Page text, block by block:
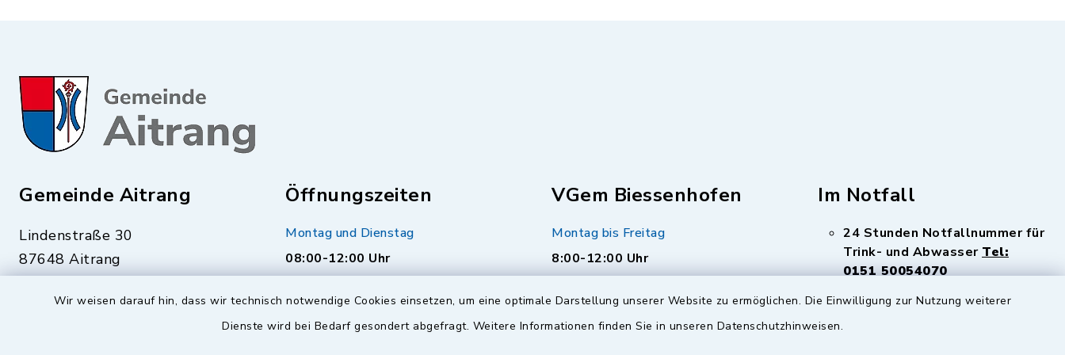
Wir weisen darauf hin, dass wir technisch notwendige Cookies einsetzen, um eine optimale Darstellung unserer Website zu ermöglichen. Die Einwilligung zur Nutzung weiterer
Dienste wird bei Bedarf gesondert abgefragt. Weitere Informationen finden Sie in unseren Datenschutzhinweisen.
Gemeinde Aitrang
Lindenstraße 30
87648 Aitrang
08343 218
Öffnungszeiten
Montag und Dienstag
08:00-12:00 Uhr
Mittwoch
16:00-18:00 Uhr
VGem Biessenhofen
Montag bis Freitag
8:00-12:00 Uhr
Montag (nur Bürgerbüro)
14:00-17:00 Uhr
Im Notfall
24 Stunden Notfallnummer für
Trink- und Abwasser Tel:
0151 50054070